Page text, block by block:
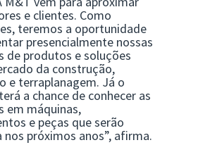
e clientes. Como
teremos a oportunidade
presencialmente nossas
de produtos e soluções
da construção,
e terraplanagem. Já o
a chance de conhecer as
em máquinas,
e peças que serão
nos próximos anos”, afirma.